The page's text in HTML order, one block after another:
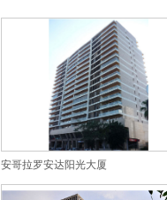
安哥拉罗安达阳光大厦